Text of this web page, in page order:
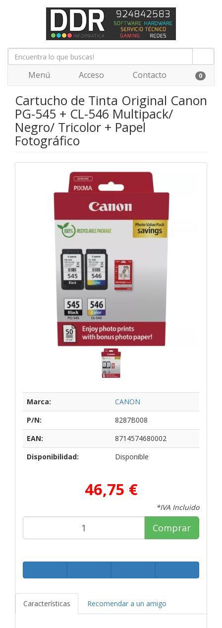
Menú Acceso Contacto 0
Cartucho de Tinta Original Canon
PG-545 + CL-546 Multipack/
Negro/ Tricolor + Papel
Fotográfico
Marca:
CANON
P/N:
8287B008
EAN:
8714574680002
Disponibilidad:
Disponible
46,75 €
*IVA Incluido
Comprar
Características Recomendar a un amigo